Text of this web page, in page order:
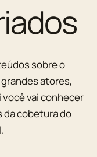
sobre o
atores,
vai conhecer
da cobetura do